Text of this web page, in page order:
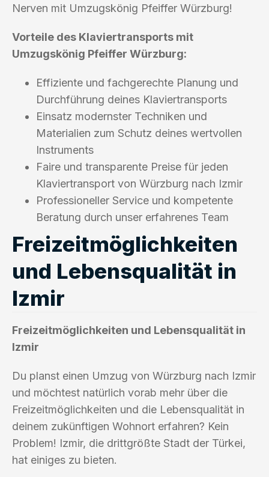
Nerven mit Umzugskönig Pfeiffer Würzburg!
Vorteile des Klaviertransports mit
Umzugskönig Pfeiffer Würzburg:
Effiziente und fachgerechte Planung und
Durchführung deines Klaviertransports
Einsatz modernster Techniken und
Materialien zum Schutz deines wertvollen
Instruments
Faire und transparente Preise für jeden
Klaviertransport von Würzburg nach Izmir
Professioneller Service und kompetente
Beratung durch unser erfahrenes Team
Freizeitmöglichkeiten
und Lebensqualität in
Izmir
Freizeitmöglichkeiten und Lebensqualität in
Izmir
Du planst einen Umzug von Würzburg nach Izmir
und möchtest natürlich vorab mehr über die
Freizeitmöglichkeiten und die Lebensqualität in
deinem zukünftigen Wohnort erfahren? Kein
Problem! Izmir, die drittgrößte Stadt der Türkei,
hat einiges zu bieten.